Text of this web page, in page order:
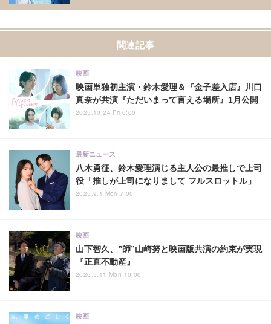
関連記事
映画単独初主演・鈴木愛理＆『金子差入店』川口
真奈が共演『ただいまって言える場所』1月公開
映画
2025.10.24 Fri 6:00
八木勇征、鈴木愛理演じる主人公の最推しで上司
役「推しが上司になりまして フルスロットル」
最新ニュース
2025.9.1 Mon 7:00
山下智久、”師”山崎努と映画版共演の約束が実現
『正直不動産』
映画
2026.5.11 Mon 10:00
映画